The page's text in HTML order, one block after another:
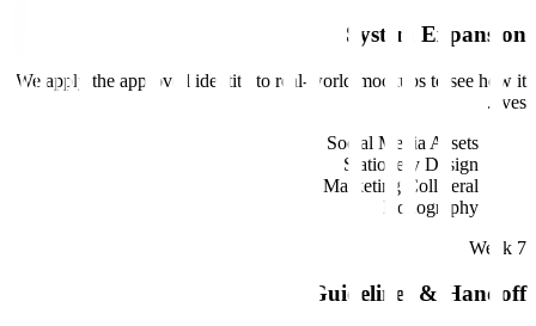
System Expansion
We apply the approved identity to real-world mockups to see how it
lives.
Social Media Assets
Stationery Design
Marketing Collateral
Iconography
Week 7
Guidelines & Handoff